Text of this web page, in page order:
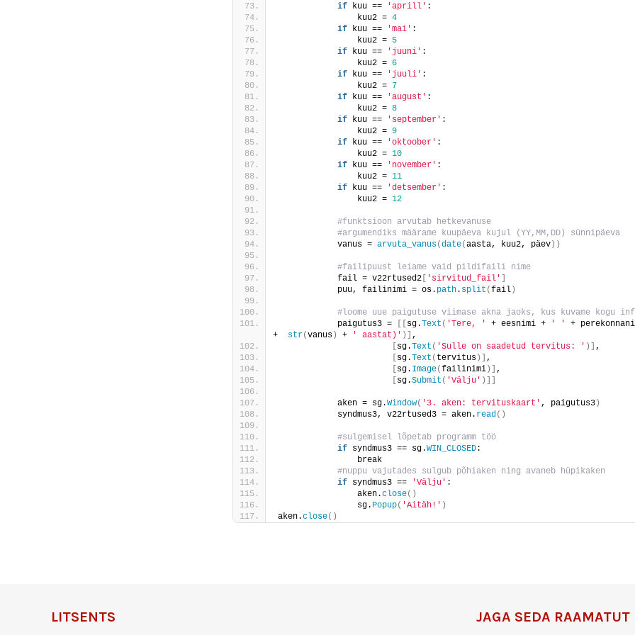
if kuu == 'aprill' :
                kuu2 =
4
if kuu == 'mai' :
                kuu2 =
5
if kuu == 'juuni' :
                kuu2 =
6
if kuu == 'juuli' :
                kuu2 =
7
if kuu == 'august' :
                kuu2 =
8
if kuu == 'september' :
                kuu2 =
9
if kuu == 'oktoober' :
                kuu2 =
10
if kuu == 'november' :
                kuu2 =
11
if kuu == 'detsember' :
                kuu2 =
12
#funktsioon arvutab hetkevanuse
#argumendiks määrame kuupäeva kujul (YY,MM,DD) sünnipäeva
            vanus =
arvuta_vanus(date(aasta, kuu2, päev ))
#failipuust leiame vaid pildifaili nime
            fail = v22rtused2
'sirvitud_fail'
            puu, failinimi = os.
path. split (fail )
            paigutus3 =
sg.Text ( 'Tere, ' + eesnimi + ' ' +
+ str(vanus ) + ' aastat)' )] ,
sg.Text ( 'Sulle on saadetud tervitus: ' )] ,
sg.Text ( tervitus )] ,
sg. Image(failinimi )] ,
sg.Submit ( 'Välju' )]]
            aken = sg.
Window( '3. aken: tervituskaart' , paigutus3 )
            syndmus3, v22rtused3 = aken.
read()
#sulgemisel lõpetab programm töö
if syndmus3 == sg.WIN_CLOSED:
                break
#nuppu vajutades sulgub põhiaken ning avaneb hüpikaken
if syndmus3 == 'Välju' :
                aken.
close()
                sg.
Popup( 'Aitäh!' )
aken.close()
LITSENTS JAGA SEDA RAAMATUT